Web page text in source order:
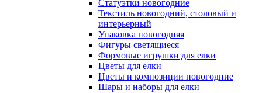
Статуэтки новогодние
Текстиль новогодний, столовый и
интерьерный
Упаковка новогодняя
Фигуры светящиеся
Формовые игрушки для елки
Цветы для елки
Цветы и композиции новогодние
Шары и наборы для елки